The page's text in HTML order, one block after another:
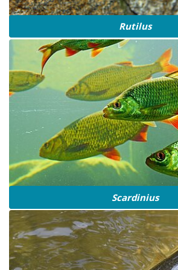
Rutilus
Scardinius